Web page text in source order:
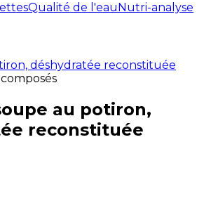
Qualité de l'eauNutri-analyse
déshydratée reconstituée
au potiron,
reconstituée